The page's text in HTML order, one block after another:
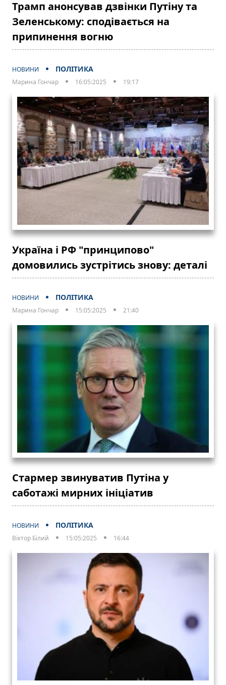
Трамп анонсував дзвінки Путіну та
Зеленському: сподівається на
припинення вогню
НОВИНИ ПОЛІТИКА
Марина Гончар 16:05:2025 19:17
Україна і РФ "принципово"
домовились зустрітись знову: деталі
НОВИНИ ПОЛІТИКА
Марина Гончар 15:05:2025 21:40
Стармер звинуватив Путіна у
саботажі мирних ініціатив
НОВИНИ ПОЛІТИКА
Віктор Білий 15:05:2025 16:44